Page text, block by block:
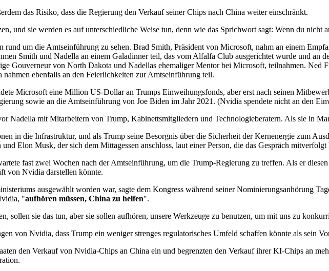
das Risiko, dass die Regierung den Verkauf seiner Chips nach China weiter einschränkt.
und sie werden es auf unterschiedliche Weise tun, denn wie das Sprichwort sagt: Wenn du nicht
rund um die Amtseinführung zu sehen. Brad Smith, Präsident von Microsoft, nahm an einem
Smith und Nadella an einem Galadinner teil, das vom Alfalfa Club ausgerichtet wurde und
Gouverneur von North Dakota und Nadellas ehemaliger Mentor bei Microsoft, teilnahmen.
ebenfalls an den Feierlichkeiten zur Amtseinführung teil.
Microsoft eine Million US-Dollar an Trumps Einweihungsfonds, aber erst nach seinen
sowie an die Amtseinführung von Joe Biden im Jahr 2021. (Nvidia spendete nicht an den
Nadella mit Mitarbeitern von Trump, Kabinettsmitgliedern und Technologieberatern. Als sie in
in die Infrastruktur, und als Trump seine Besorgnis über die Sicherheit der Kernenergie zum
Elon Musk, der sich dem Mittagessen anschloss, laut einer Person, die das Gespräch
fast zwei Wochen nach der Amtseinführung, um die Trump-Regierung zu treffen. Als er
von Nvidia darstellen könnte.
ausgewählt worden war, sagte dem Kongress während seiner Nominierungsanhörung
"aufhören müssen, China zu helfen".
sollen sie das tun, aber sie sollen aufhören, unsere Werkzeuge zu benutzen, um mit uns zu
von Nvidia, dass Trump ein weniger strenges regulatorisches Umfeld schaffen könnte als sein
den Verkauf von Nvidia-Chips an China ein und begrenzten den Verkauf ihrer KI-Chips an